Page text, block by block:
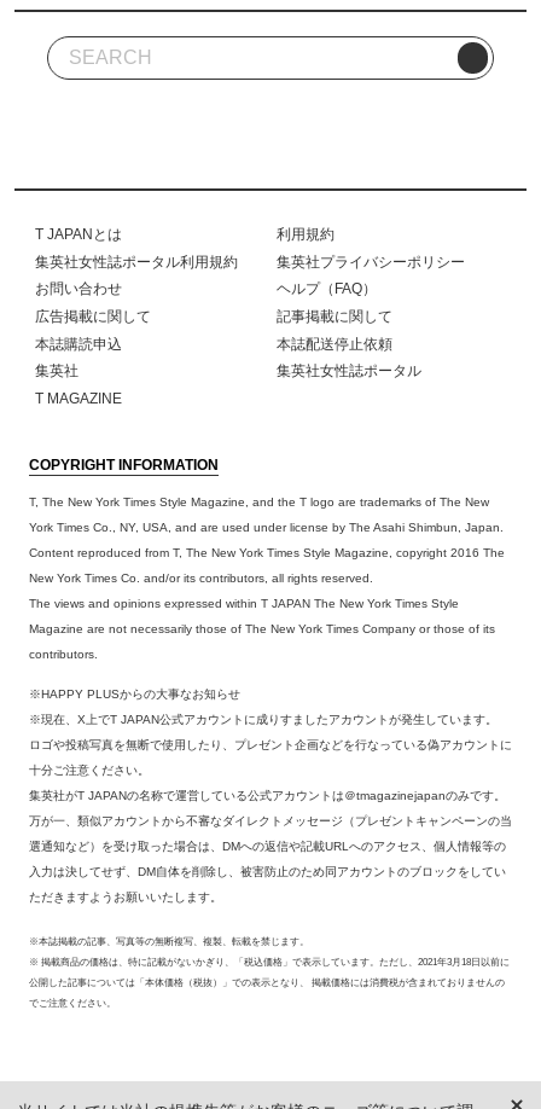
T JAPANとは
利用規約
集英社女性誌ポータル利用規約
集英社プライバシーポリシー
お問い合わせ
ヘルプ（FAQ）
広告掲載に関して
記事掲載に関して
本誌購読申込
本誌配送停止依頼
集英社
集英社女性誌ポータル
T MAGAZINE
COPYRIGHT INFORMATION
T, The New York Times Style Magazine, and the T logo are trademarks of The New
York Times Co., NY, USA, and are used under license by The Asahi Shimbun, Japan.
Content reproduced from T, The New York Times Style Magazine, copyright 2016 The
New York Times Co. and/or its contributors, all rights reserved.
The views and opinions expressed within T JAPAN The New York Times Style
Magazine are not necessarily those of The New York Times Company or those of its
contributors.
※HAPPY PLUSからの大事なお知らせ
※現在、X上でT JAPAN公式アカウントに成りすましたアカウントが発生しています。
ロゴや投稿写真を無断で使用したり、プレゼント企画などを行なっている偽アカウントに
十分ご注意ください。
集英社がT JAPANの名称で運営している公式アカウントは＠tmagazinejapanのみです。
万が一、類似アカウントから不審なダイレクトメッセージ（プレゼントキャンペーンの当
選通知など）を受け取った場合は、DMへの返信や記載URLへのアクセス、個人情報等の
入力は決してせず、DM自体を削除し、被害防止のため同アカウントのブロックをしてい
ただきますようお願いいたします。
※本誌掲載の記事、写真等の無断複写、複製、転載を禁じます。
※ 掲載商品の価格は、特に記載がないかぎり、「税込価格」で表示しています。ただし、2021年3月18日以前に
公開した記事については「本体価格（税抜）」での表示となり、 掲載価格には消費税が含まれておりませんの
でご注意ください。